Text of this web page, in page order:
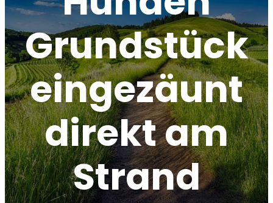
Grundstück
eingezäunt
direkt am
Strand